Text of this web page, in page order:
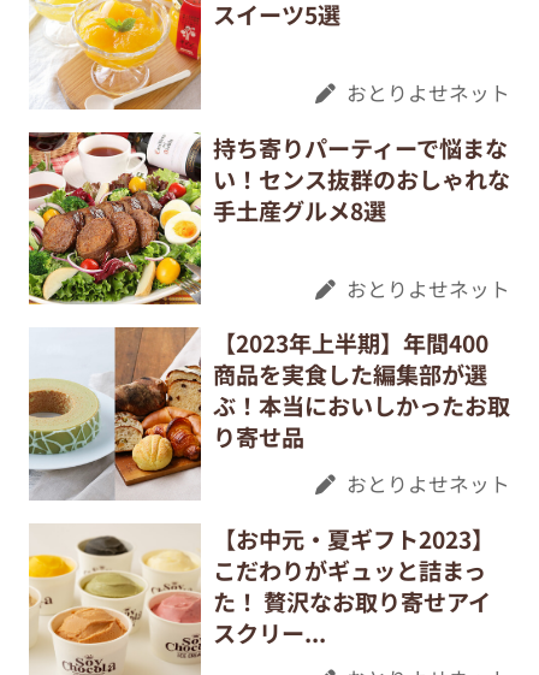
スイーツ5選
おとりよせネット
持ち寄りパーティーで悩まな
い！センス抜群のおしゃれな
手土産グルメ8選
おとりよせネット
【2023年上半期】年間400
商品を実食した編集部が選
ぶ！本当においしかったお取
り寄せ品
おとりよせネット
【お中元・夏ギフト2023】
こだわりがギュッと詰まっ
た！ 贅沢なお取り寄せアイ
スクリー...